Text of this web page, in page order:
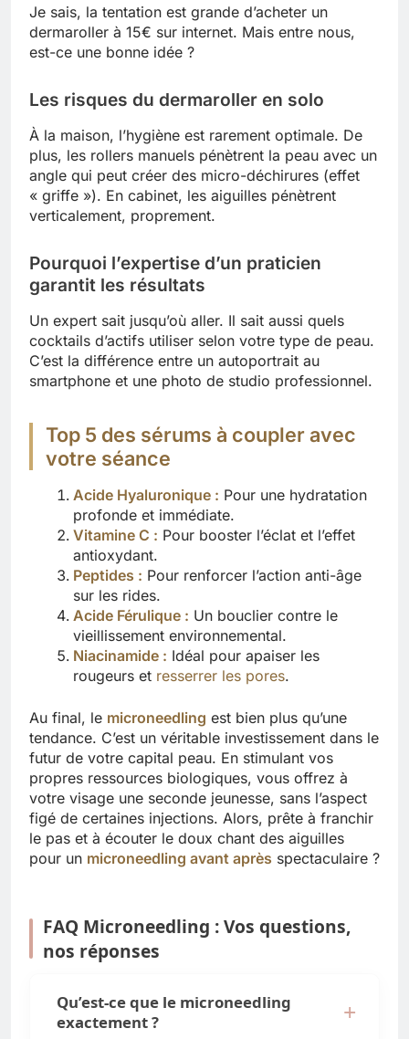
Je sais, la tentation est grande d’acheter un
dermaroller à 15€ sur internet. Mais entre nous,
est-ce une bonne idée ?
Les risques du dermaroller en solo
À la maison, l’hygiène est rarement optimale. De
plus, les rollers manuels pénètrent la peau avec un
angle qui peut créer des micro-déchirures (effet
« griffe »). En cabinet, les aiguilles pénètrent
verticalement, proprement.
Pourquoi l’expertise d’un praticien
garantit les résultats
Un expert sait jusqu’où aller. Il sait aussi quels
cocktails d’actifs utiliser selon votre type de peau.
C’est la différence entre un autoportrait au
smartphone et une photo de studio professionnel.
Top 5 des sérums à coupler avec
votre séance
Acide Hyaluronique : Pour une hydratation
profonde et immédiate.
Vitamine C : Pour booster l’éclat et l’effet
antioxydant.
Peptides : Pour renforcer l’action anti-âge
sur les rides.
Acide Férulique : Un bouclier contre le
vieillissement environnemental.
Niacinamide : Idéal pour apaiser les
rougeurs et resserrer les pores.
Au final, le microneedling est bien plus qu’une
tendance. C’est un véritable investissement dans le
futur de votre capital peau. En stimulant vos
propres ressources biologiques, vous offrez à
votre visage une seconde jeunesse, sans l’aspect
figé de certaines injections. Alors, prête à franchir
le pas et à écouter le doux chant des aiguilles
pour un microneedling avant après spectaculaire ?
FAQ Microneedling : Vos questions,
nos réponses
Qu’est-ce que le microneedling
exactement ?